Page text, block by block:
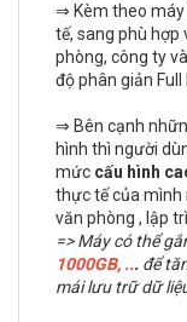
⇒ Kèm theo máy
tế, sang phù hợp
phòng, công ty
độ phân giản Full
⇒ Bên cạnh
hình thì người
mức cấu hình
thực tế của mình
văn phòng , lập
=> Máy có thể
1000GB, ... để
mái lưu trữ dữ